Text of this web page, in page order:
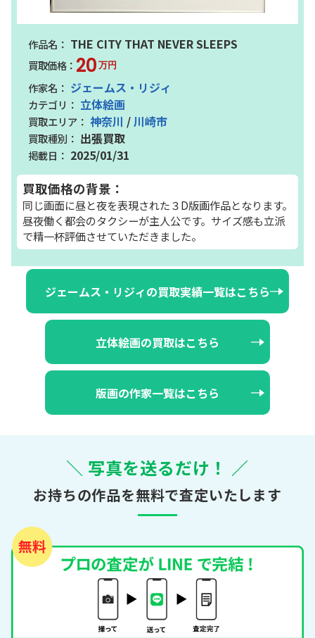
THE CITY THAT NEVER SLEEPS
20万円
ジェームス・リジィ
立体絵画
神奈川 / 川崎市
出張買取
2025/01/31
買取価格の背景：
同じ画面に昼と夜を表現された３D版画作品となります。
昼夜働く都会のタクシーが主人公です。サイズ感も立派
で精一杯評価させていただきました。
ジェームス・リジィの買取実績一覧はこちら
立体絵画の買取はこちら
版画の作家一覧はこちら
＼ 写真を送るだけ！ ／
お持ちの作品を無料で査定いたします